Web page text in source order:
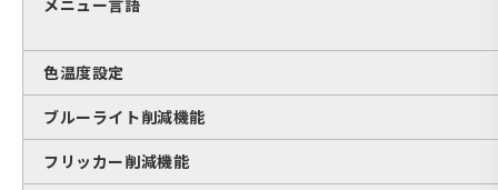
色温度設定
ブルーライト削減機能
フリッカー削減機能